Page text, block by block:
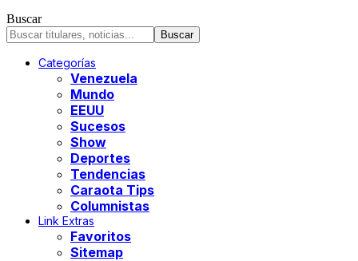
Buscar
Categorías
Venezuela
Mundo
EEUU
Sucesos
Show
Deportes
Tendencias
Caraota Tips
Columnistas
Link Extras
Favoritos
Sitemap